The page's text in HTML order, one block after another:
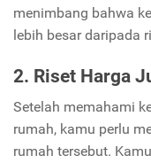
menimbang bahwa
lebih besar daripada
2. Riset Harga
Setelah memahami
rumah, kamu perlu
rumah tersebut.